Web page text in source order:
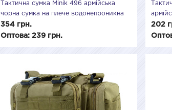
Тактична сумка Minik 496 армійська
чорна сумка на плече водонепроникна
7L армійські сумки Minik
354 грн.
Оптова: 239 грн.
202